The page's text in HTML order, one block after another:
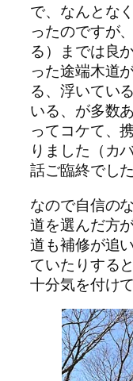
で、なんとな
ったのですが
る）までは良
った途端木道
る、浮いてい
いる、が多数
ってコケて、
りました（カ
話ご臨終でした
なので自信の
道を選んだ方
道も補修が追
ていたりする
十分気を付け